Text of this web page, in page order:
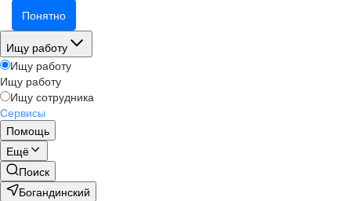
Понятно
Ищу работу
Ищу работу
Ищу работу
Ищу сотрудника
Сервисы
Помощь
Ещё
Поиск
Богандинский